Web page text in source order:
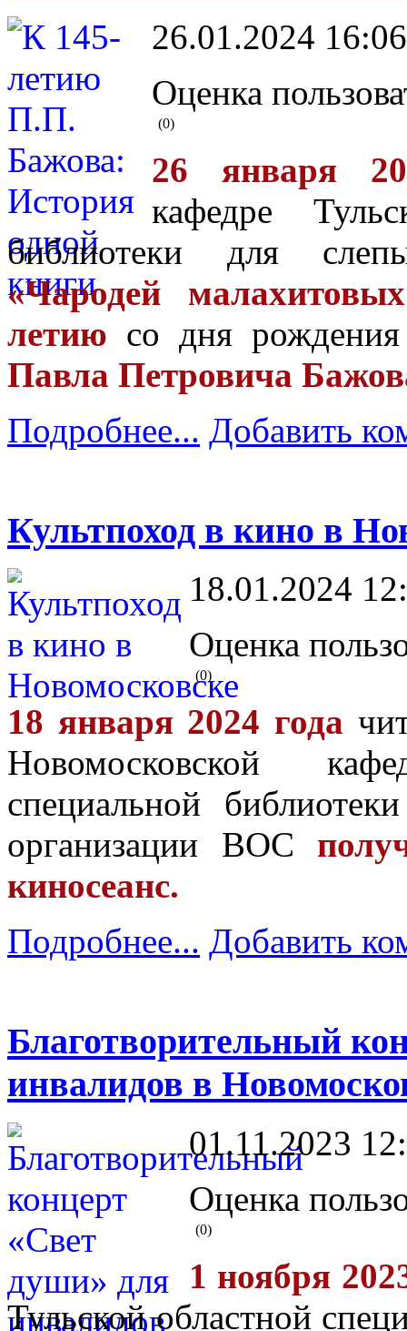
26.01.2024
Оценка
(0)
26 января
кафедре
библиотеки для
«Чародей
летию со дня рождения
Павла Петровича
Подробнее... Добавить
Культпоход в кино в
18.01.2024
Оценка
(0)
18 января 2024 года
Новомосковской
специальной
организации ВОС
киносеанс.
Подробнее... Добавить
Благотворительный
инвалидов в
01.11.2023
Оценка
(0)
1 ноября
Тульской областной